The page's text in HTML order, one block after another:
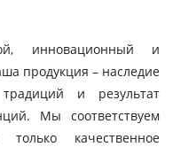
инновационный и
продукция – наследие
традиций и результат
Мы соответствуем
качественное